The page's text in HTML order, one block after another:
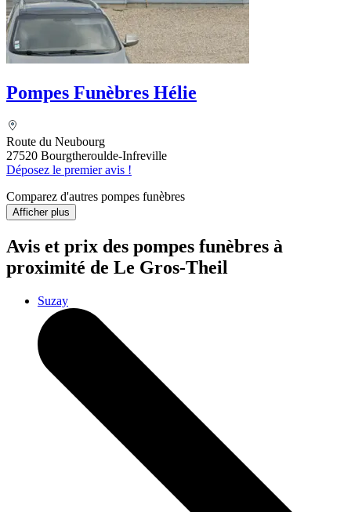
Pompes Funèbres Hélie
Route du Neubourg
27520 Bourgtheroulde-Infreville
Déposez le premier avis !
Comparez d'autres pompes funèbres
Afficher plus
Avis et prix des pompes funèbres à
proximité de Le Gros-Theil
Suzay